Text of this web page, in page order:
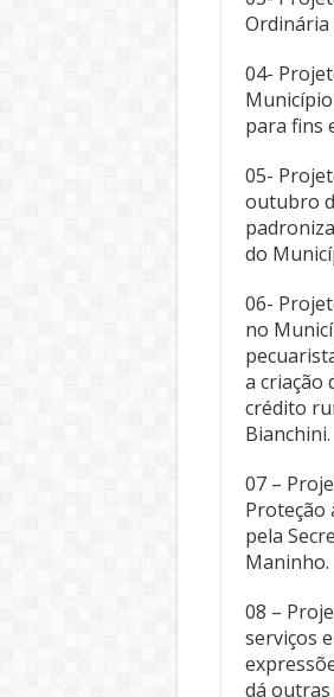
Ordinária
04-
para fins
05-
outubro
do
06-
no
a criação
crédito
Bianchini.
07 –
Proteção
pela
Maninho.
08 –
serviços
dá outras